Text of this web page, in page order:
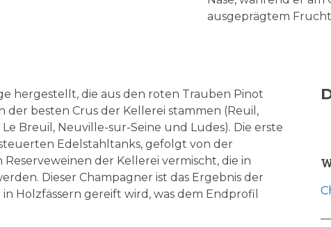
ausgeprägtem
hergestellt, die aus den roten Trauben Pinot
der besten Crus der Kellerei stammen (Reuil,
Breuil, Neuville-sur-Seine und Ludes). Die erste
Edelstahltanks, gefolgt von der
der Kellerei vermischt, die in
Dieser Champagner ist das Ergebnis der
Holzfässern gereift wird, was dem Endprofil